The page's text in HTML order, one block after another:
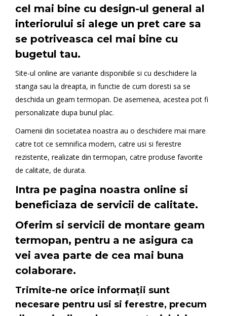
cel mai bine cu design-ul general al
interiorului si alege un pret care sa
se potriveasca cel mai bine cu
bugetul tau.
Site-ul online are variante disponibile si cu deschidere la
stanga sau la dreapta, in functie de cum doresti sa se
deschida un geam termopan. De asemenea, acestea pot fi
personalizate dupa bunul plac.
Oamenii din societatea noastra au o deschidere mai mare
catre tot ce semnifica modern, catre usi si ferestre
rezistente, realizate din termopan, catre produse favorite
de calitate, de durata.
Intra pe pagina noastra online si
beneficiaza de servicii de calitate.
Oferim si servicii de montare geam
termopan, pentru a ne asigura ca
vei avea parte de cea mai buna
colaborare.
Trimite-ne orice informații sunt
necesare pentru usi si ferestre, precum